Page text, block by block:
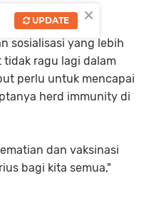
sosialisasi yang lebih
tidak ragu lagi dalam
perlu untuk mencapai
herd immunity di
dan vaksinasi
bagi kita semua,"
×
UPDATE